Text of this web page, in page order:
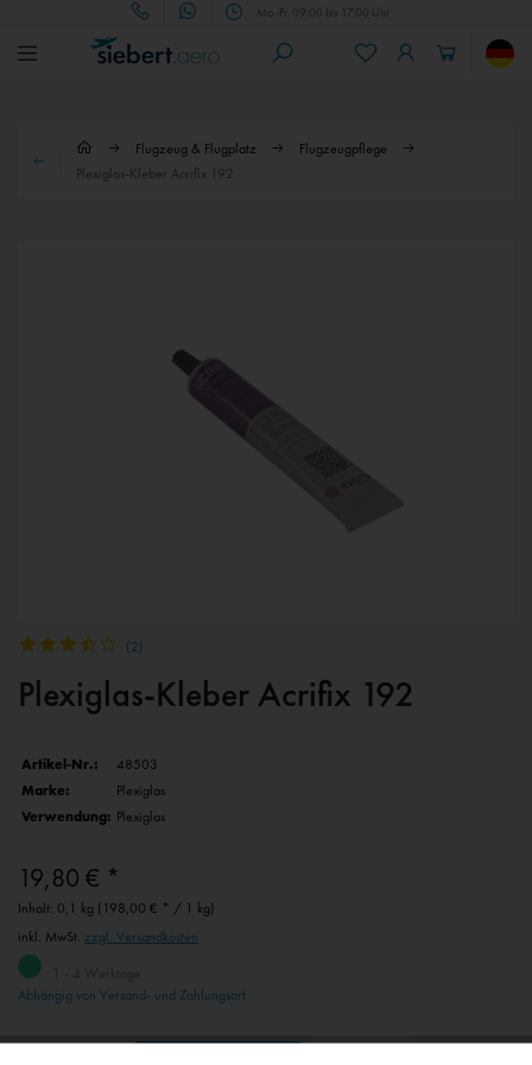
Mo.-Fr. 09:00 bis 17:00 Uhr
Flugzeug & Flugplatz
Flugzeugpflege
Plexiglas-Kleber Acrifix 192
(2)
Plexiglas-Kleber Acrifix 192
Artikel-Nr.:
48503
Marke:
Plexiglas
Verwendung: Plexiglas
19,80 € *
Inhalt: 0,1 kg (198,00 € * / 1 kg)
inkl. MwSt. zzgl. Versandkosten
Abhängig von Versand- und Zahlungsart